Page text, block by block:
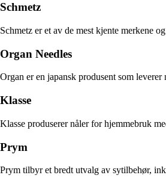
Schmetz
Schmetz er et av de mest kjente merkene
Organ Needles
Organ er en japansk produsent som
Klasse
Klasse produserer nåler for hjemmebruk
Prym
Prym tilbyr et bredt utvalg av sytilbehør,